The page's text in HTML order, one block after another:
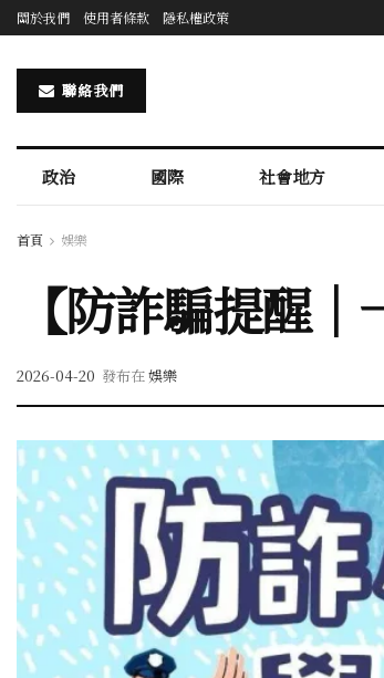
關於我們 使用者條款 隱私權政策
聯絡我們
政治 國際 社會地方
首頁 娛樂
【防詐騙提醒
2026-04-20 發布在娛樂